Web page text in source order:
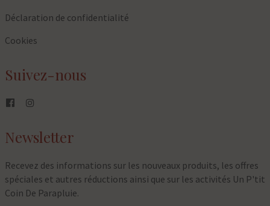
Déclaration de confidentialité
Cookies
Suivez-nous
Newsletter
Recevez des informations sur les nouveaux produits, les offres
spéciales et autres réductions ainsi que sur les activités Un P'tit
Coin De Parapluie.